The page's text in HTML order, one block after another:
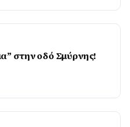
στην οδό Σμύρνης!